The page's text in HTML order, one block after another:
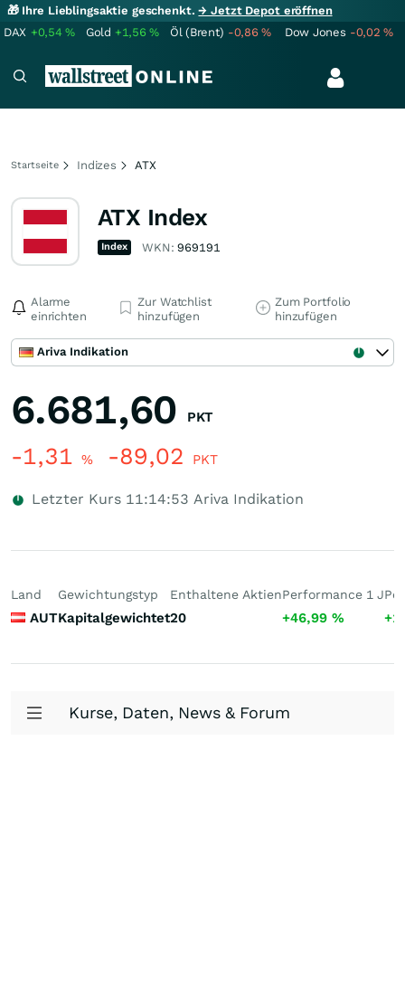
🎁 Ihre Lieblingsaktie geschenkt.→ Jetzt Depot eröffnen
DAX +0,54% Gold +1,56% Öl (Brent) -0,86% Dow Jones -0,02%
Startseite Indizes ATX
ATX Index
Index WKN:969191
Alarme
einrichten
Zur Watchlist
hinzufügen
Zum Portfolio
hinzufügen
Ariva Indikation
6.681,60 PKT
-1,31 % -89,02 PKT
Letzter Kurs 11:14:53 Ariva Indikation
Land
AUT
Gewichtungstyp
Kapitalgewichtet
Enthaltene Aktien
20
Performance 1 J
+46,99 %
Kurse, Daten, News & Forum